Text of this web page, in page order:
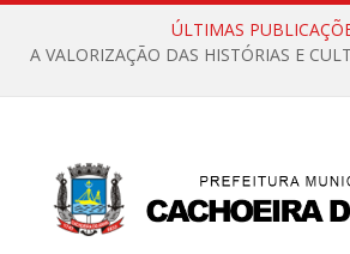
ÚLTIMAS